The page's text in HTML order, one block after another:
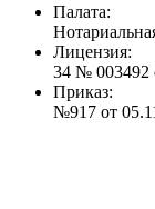
Палата:
Лицензия:
34 № 003492
Приказ:
№917 от